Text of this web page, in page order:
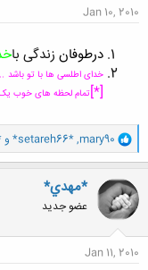
Jan 10, 2010
درطوفان زندگی با
خدای اطلسی ها با تو باشد
[*]تمام لحظه های خوب
و
ا
ک
ن
ش
ه
ا
mary90
,
*setareh66* و
*مهدي*
عضو جدید
Jan 11, 2010